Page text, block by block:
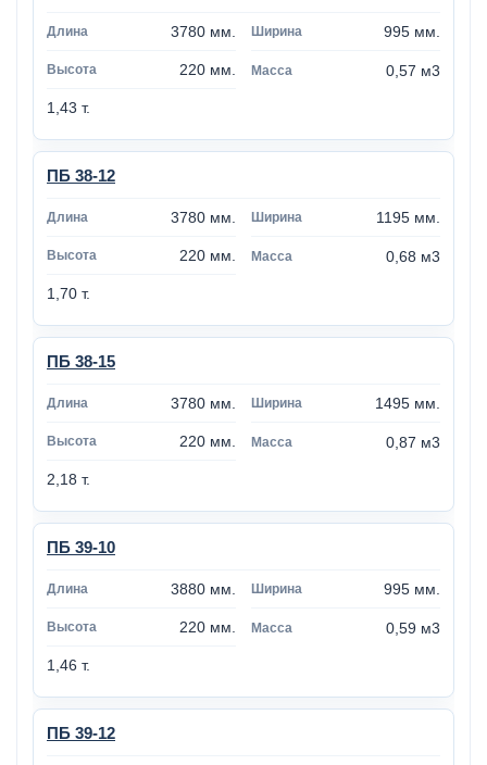
3780 мм. 995 мм.
220 мм. 0,57 м3
1,43 т.
ПБ 38-12
3780 мм. 1195 мм.
220 мм. 0,68 м3
1,70 т.
ПБ 38-15
3780 мм. 1495 мм.
220 мм. 0,87 м3
2,18 т.
ПБ 39-10
3880 мм. 995 мм.
220 мм. 0,59 м3
1,46 т.
ПБ 39-12